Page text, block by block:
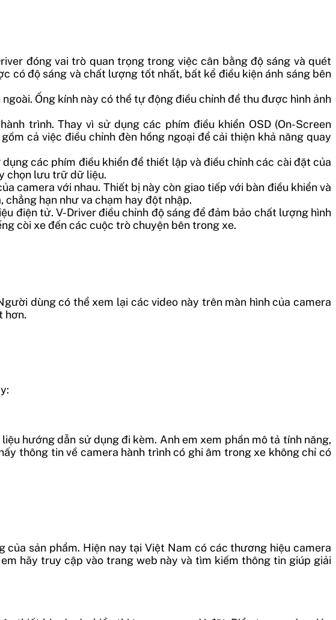
đóng vai trò quan trọng trong việc cân bằng độ sáng và quét
có độ sáng và chất lượng tốt nhất, bất kể điều kiện ánh sáng bên
Ống kính này có thể tự động điều chỉnh để thu được hình ảnh
trình. Thay vì sử dụng các phím điều khiển OSD (On-Screen
cả việc điều chỉnh đèn hồng ngoại để cải thiện khả năng quay
các phím điều khiển để thiết lập và điều chỉnh các cài đặt của
chọn lưu trữ dữ liệu.
camera với nhau. Thiết bị này còn giao tiếp với bàn điều khiển và
hạn như va chạm hay đột nhập.
điện tử. V-Driver điều chỉnh độ sáng để đảm bảo chất lượng hình
còi xe đến các cuộc trò chuyện bên trong xe.
dùng có thể xem lại các video này trên màn hình của camera
hơn.
hướng dẫn sử dụng đi kèm. Anh em xem phần mô tả tính năng,
thông tin về camera hành trình có ghi âm trong xe không chỉ có
sản phẩm. Hiện nay tại Việt Nam có các thương hiệu camera
hãy truy cập vào trang web này và tìm kiếm thông tin giúp giải